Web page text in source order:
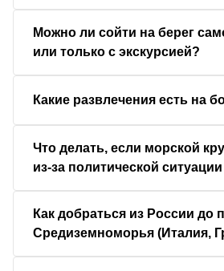
Можно ли сойти на берег
или только с экскурсией?
Какие развлечения есть на
Что делать, если морской
из-за политической
Как добраться из России до
Средиземноморья (Италия,